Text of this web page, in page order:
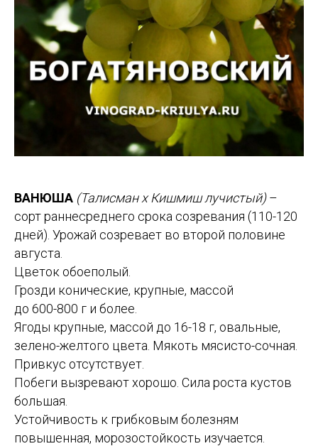
ВАНЮША (Талисман х Кишмиш лучистый)–
сорт раннесреднего срока созревания (110-120
дней). Урожай созревает во второй половине
августа.
Цветок обоеполый.
Грозди конические, крупные, массой
до 600-800 г и более.
Ягоды крупные, массой до 16-18 г, овальные,
зелено-желтого цвета. Мякоть мясисто-сочная.
Привкус отсутствует.
Побеги вызревают хорошо. Сила роста кустов
большая.
Устойчивость к грибковым болезням
повышенная, морозостойкость изучается.